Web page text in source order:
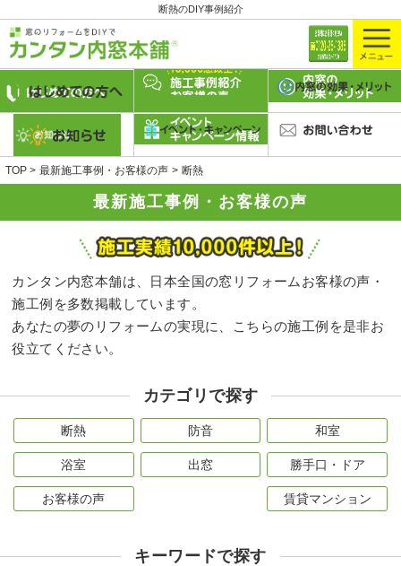
断熱のDIY事例紹介
最新施工事例・お客様の声
TOP 最新施工事例・お客様の声 断熱
カンタン内窓本舗は、日本全国の窓リフォームお客様の声・
施工例を多数掲載しています。
あなたの夢のリフォームの実現に、こちらの施工例を是非お
役立てください。
カテゴリで探す
断熱 防音 和室
浴室 出窓 勝手口・ドア
お客様の声 賃貸マンション
キーワードで探す